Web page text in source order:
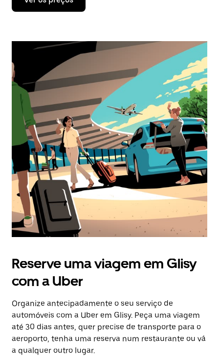
tecla
interagir
o
calendário
e
selecionar
uma
data.
Prima
botão
Esc
fechar
o
calendário.
Reserve uma viagem em Glisy
com a Uber
Organize antecipadamente o seu serviço de
automóveis com a Uber em Glisy. Peça uma viagem
até 30 dias antes, quer precise de transporte para o
aeroporto, tenha uma reserva num restaurante ou vá
a qualquer outro lugar.